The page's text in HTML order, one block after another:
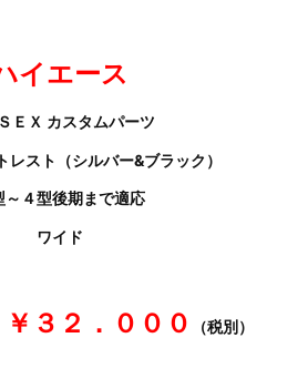
イエース
ＥＸ カスタムパーツ
レスト（シルバー&ブラック）
～４型後期まで適応
ワイド
￥３２．０００ （税別）